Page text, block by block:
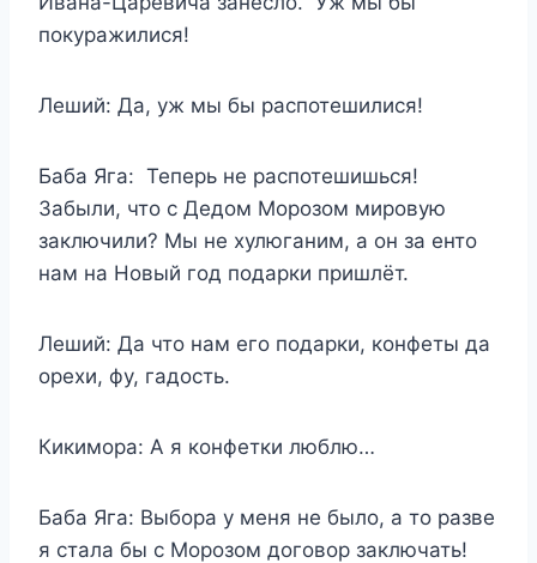
покуражилися!
Леший: Да, уж мы бы распотешилися!
Баба Яга: Теперь не распотешишься!
Забыли, что с Дедом Морозом мировую
заключили? Мы не хулюганим, а он за енто
нам на Новый год подарки пришлёт.
Леший: Да что нам его подарки, конфеты да
орехи, фу, гадость.
Кикимора: А я конфетки люблю…
Баба Яга: Выбора у меня не было, а то разве
я стала бы с Морозом договор заключать!